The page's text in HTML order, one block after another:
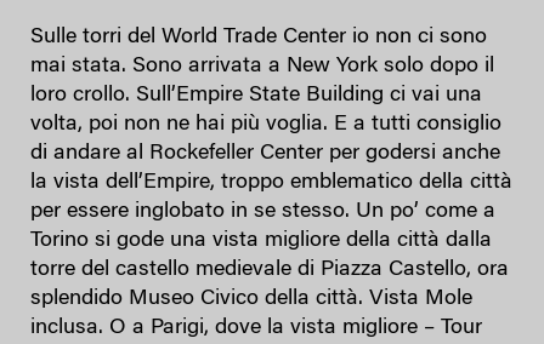
Sulle torri del World Trade Center io non ci sono
mai stata. Sono arrivata a New York solo dopo il
loro crollo. Sull’Empire State Building ci vai una
volta, poi non ne hai più voglia. E a tutti consiglio
di andare al Rockefeller Center per godersi anche
la vista dell’Empire, troppo emblematico della città
per essere inglobato in se stesso. Un po’ come a
Torino si gode una vista migliore della città dalla
torre del castello medievale di Piazza Castello, ora
splendido Museo Civico della città. Vista Mole
inclusa. O a Parigi, dove la vista migliore – Tour